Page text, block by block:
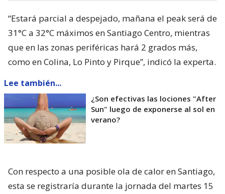
“Estará parcial a despejado, mañana el peak será de
31°C a 32°C máximos en Santiago Centro, mientras
que en las zonas periféricas hará 2 grados más,
como en Colina, Lo Pinto y Pirque”, indicó la experta.
Lee también...
¿Son efectivas las lociones "After
Sun" luego de exponerse al sol en
verano?
Con respecto a una posible ola de calor en Santiago,
esta se registraría durante la jornada del martes 15